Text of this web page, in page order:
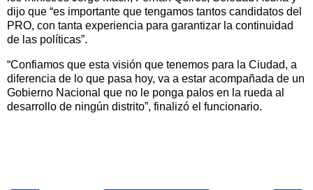
dijo que “es importante que tengamos tantos candidatos del
PRO, con tanta experiencia para garantizar la continuidad
de las políticas”.
“Confiamos que esta visión que tenemos para la Ciudad, a
diferencia de lo que pasa hoy, va a estar acompañada de un
Gobierno Nacional que no le ponga palos en la rueda al
desarrollo de ningún distrito”, finalizó el funcionario.